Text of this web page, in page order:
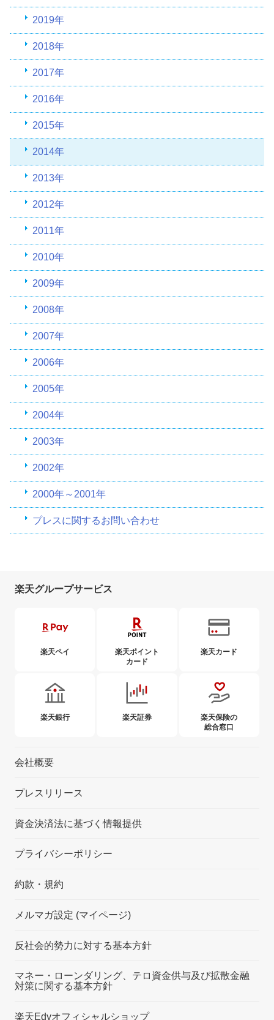
2019年
2018年
2017年
2016年
2015年
2014年
2013年
2012年
2011年
2010年
2009年
2008年
2007年
2006年
2005年
2004年
2003年
2002年
2000年～2001年
プレスに関するお問い合わせ
楽天グループサービス
楽天ペイ
楽天ポイント
カード
楽天カード
楽天銀行 楽天証券
楽天保険の
総合窓口
会社概要
プレスリリース
資金決済法に基づく情報提供
プライバシーポリシー
約款・規約
メルマガ設定 (マイページ)
反社会的勢力に対する基本方針
マネー・ローンダリング、テロ資金供与及び拡散金融
対策に関する基本方針
楽天Edyオフィシャルショップ